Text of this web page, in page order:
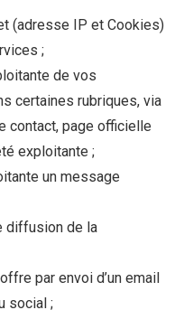
(adresse IP et Cookies)
;
de vos
certaines rubriques, via
contact, page officielle
exploitante ;
un message
diffusion de la
par envoi d’un email
social ;